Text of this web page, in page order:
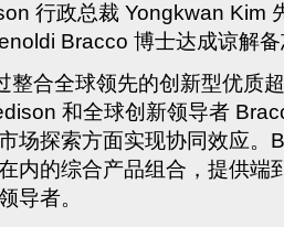
行政总裁 Yongkwan Kim
Bracco 博士达成谅解
整合全球领先的创新型优质
和全球创新领导者
场探索方面实现协同效应。
内的综合产品组合，提供端
导者。